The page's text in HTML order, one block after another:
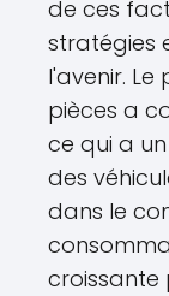
de ces
stratégies
l'avenir.
pièces a
ce qui a
des
dans le
croissante